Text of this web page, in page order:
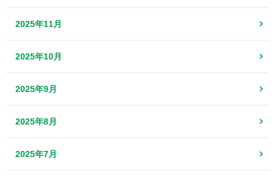
2025年11月
2025年10月
2025年9月
2025年8月
2025年7月